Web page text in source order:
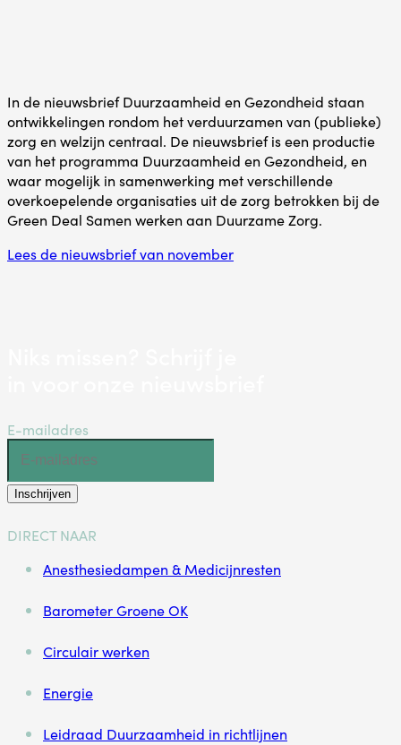
In de nieuwsbrief Duurzaamheid en Gezondheid staan
ontwikkelingen rondom het verduurzamen van (publieke)
zorg en welzijn centraal. De nieuwsbrief is een productie
van het programma Duurzaamheid en Gezondheid, en
waar mogelijk in samenwerking met verschillende
overkoepelende organisaties uit de zorg betrokken bij de
Green Deal Samen werken aan Duurzame Zorg.
Lees de nieuwsbrief van november
E-mailadres
Inschrijven
DIRECT NAAR
Anesthesiedampen & Medicijnresten
Barometer Groene OK
Circulair werken
Energie
Leidraad Duurzaamheid in richtlijnen